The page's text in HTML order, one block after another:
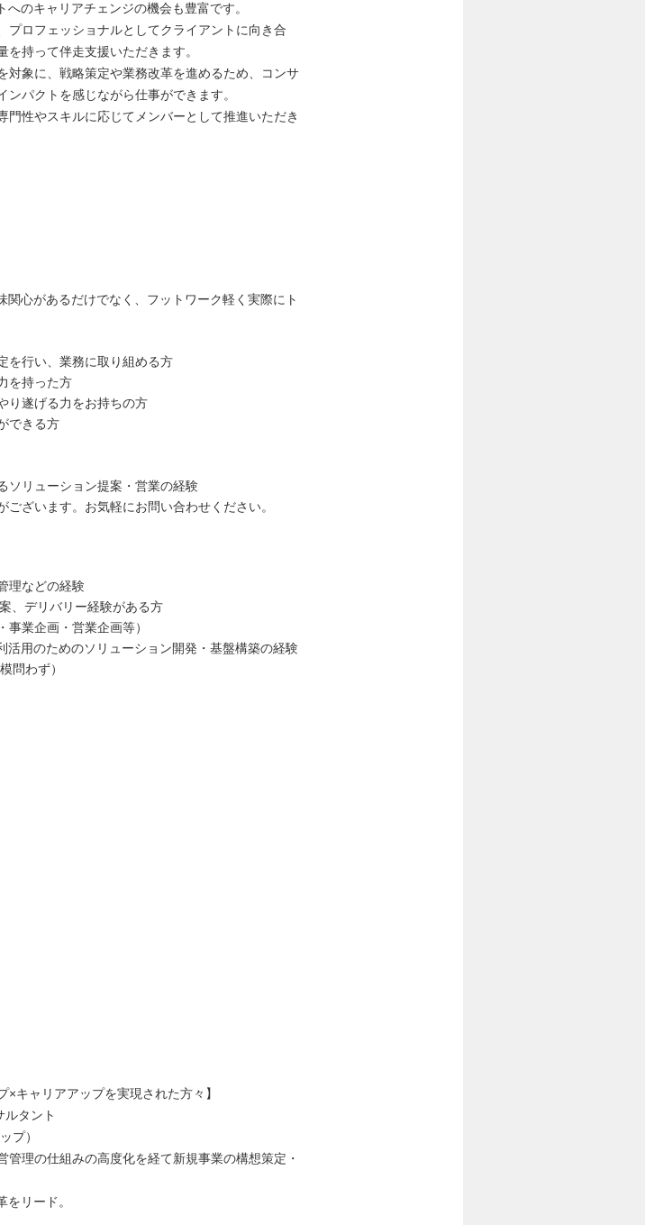
のキャリアチェンジの機会も豊富です。
プロフェッショナルとしてクライアントに向き合
持って伴走支援いただきます。
対象に、戦略策定や業務改革を進めるため、コンサ
パクトを感じながら仕事ができます。
門性やスキルに応じてメンバーとして推進いただき
関心があるだけでなく、フットワーク軽く実際にト
を行い、業務に取り組める方
を持った方
り遂げる力をお持ちの方
できる方
ソリューション提案・営業の経験
ざいます。お気軽にお問い合わせください。
理などの経験
、デリバリー経験がある方
事業企画・営業企画等）
活用のためのソリューション開発・基盤構築の経験
問わず）
×キャリアアップを実現された方々】
ルタント
プ）
理の仕組みの高度化を経て新規事業の構想策定・
リード。